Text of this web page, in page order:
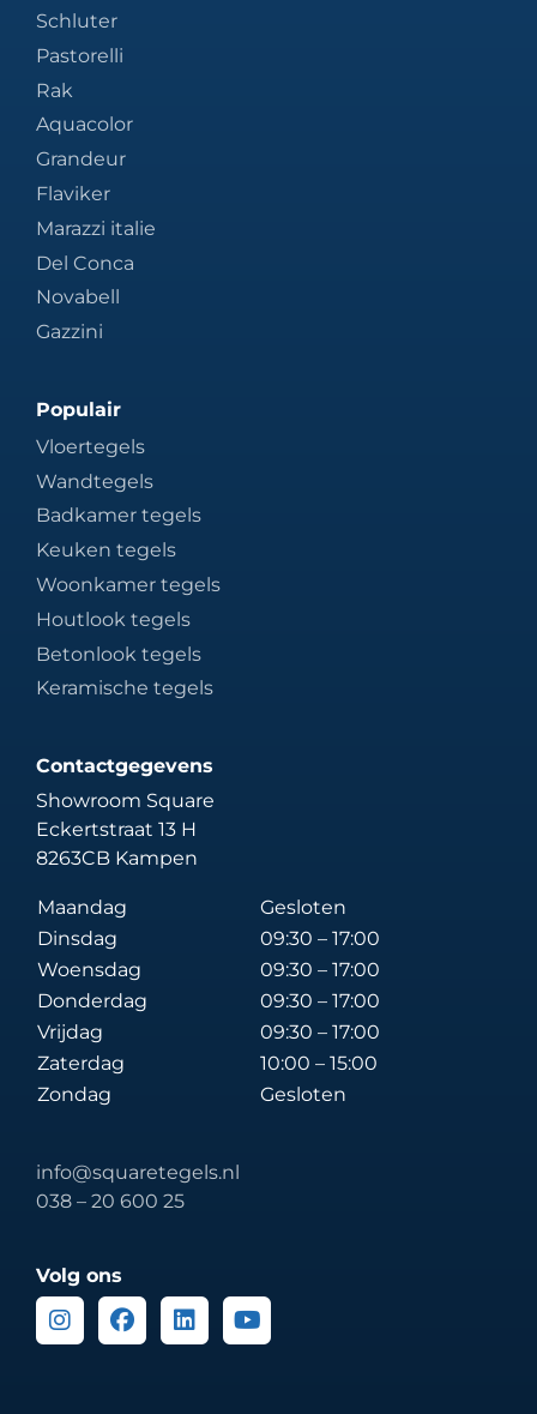
Schluter
Pastorelli
Rak
Aquacolor
Grandeur
Flaviker
Marazzi italie
Del Conca
Novabell
Gazzini
Populair
Vloertegels
Wandtegels
Badkamer tegels
Keuken tegels
Woonkamer tegels
Houtlook tegels
Betonlook tegels
Keramische tegels
Contactgegevens
Showroom Square
Eckertstraat 13 H
8263CB Kampen
Maandag
Gesloten
Dinsdag
09:30 – 17:00
Woensdag
09:30 – 17:00
Donderdag
09:30 – 17:00
Vrijdag
09:30 – 17:00
Zaterdag
10:00 – 15:00
Zondag
Gesloten
info@squaretegels.nl
038 – 20 600 25
Volg ons
InstagramFacebook
LinkedinYoutube